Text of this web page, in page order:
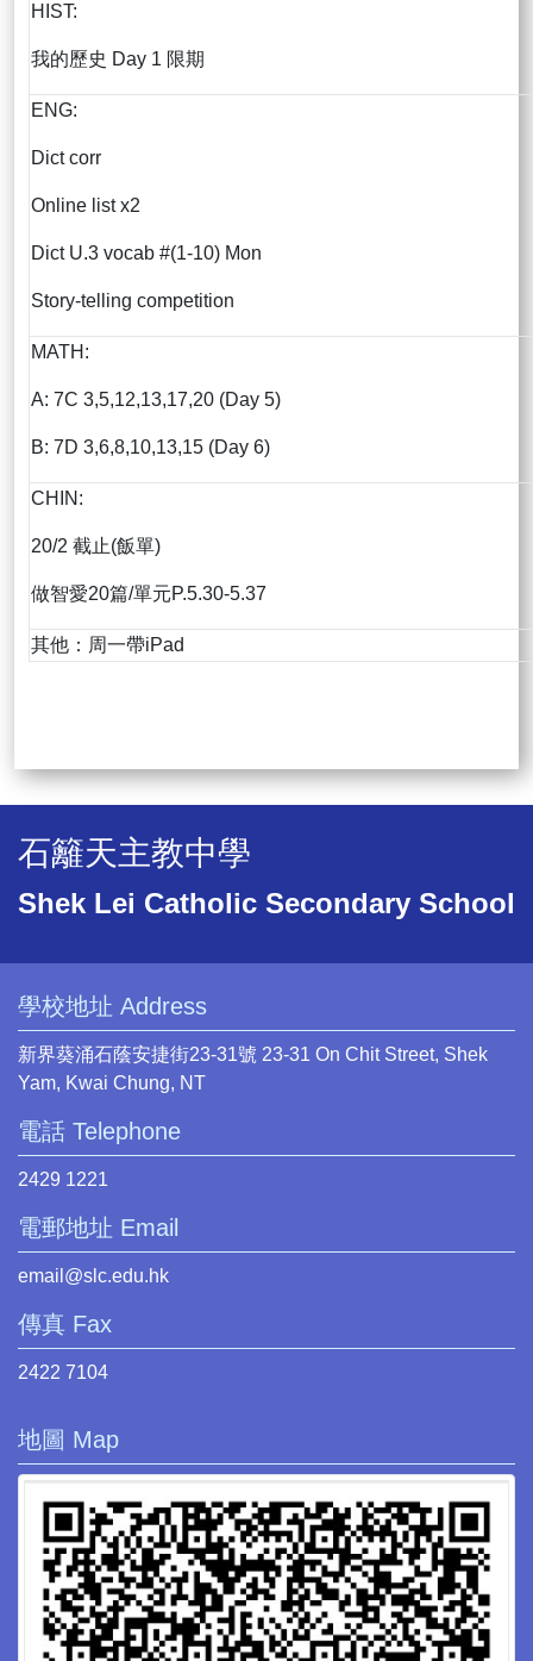
HIST:
我的歷史 Day 1 限期
ENG:
Dict corr
Online list x2
Dict U.3 vocab #(1-10) Mon
Story-telling competition
MATH:
A: 7C 3,5,12,13,17,20 (Day 5)
B: 7D 3,6,8,10,13,15 (Day 6)
CHIN:
20/2 截止(飯單)
做智愛20篇/單元P.5.30-5.37
其他：周一帶iPad
石籬天主教中學
Shek Lei Catholic Secondary School
學校地址 Address
新界葵涌石蔭安捷街23-31號 23-31 On Chit Street, Shek
Yam, Kwai Chung, NT
電話 Telephone
2429 1221
電郵地址 Email
email@slc.edu.hk
傳真 Fax
2422 7104
地圖 Map